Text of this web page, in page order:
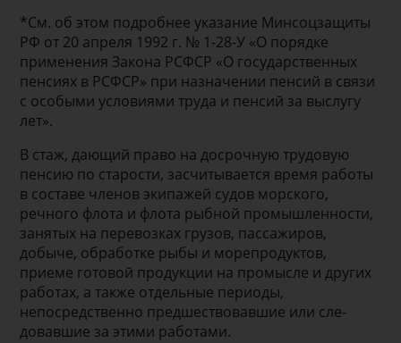
*См. об этом подробнее указание Минсоцзащиты
РФ от 20 апреля 1992 г. № 1-28-У «О порядке
применения Закона РСФСР «О государственных
пенсиях в РСФСР» при назначении пенсий в связи
с особыми условиями труда и пенсий за выслугу
лет».
В стаж, дающий право на досрочную трудовую
пенсию по старости, засчитывается время работы
в составе членов экипажей судов морского,
речного флота и флота рыбной промышленно­сти,
занятых на перевозках грузов, пассажиров,
добыче, обработке рыбы и морепродуктов,
приеме готовой про­дукции на промысле и других
работах, а также отдельные периоды,
непосредственно предшествовавшие или сле­
довавшие за этими работами.